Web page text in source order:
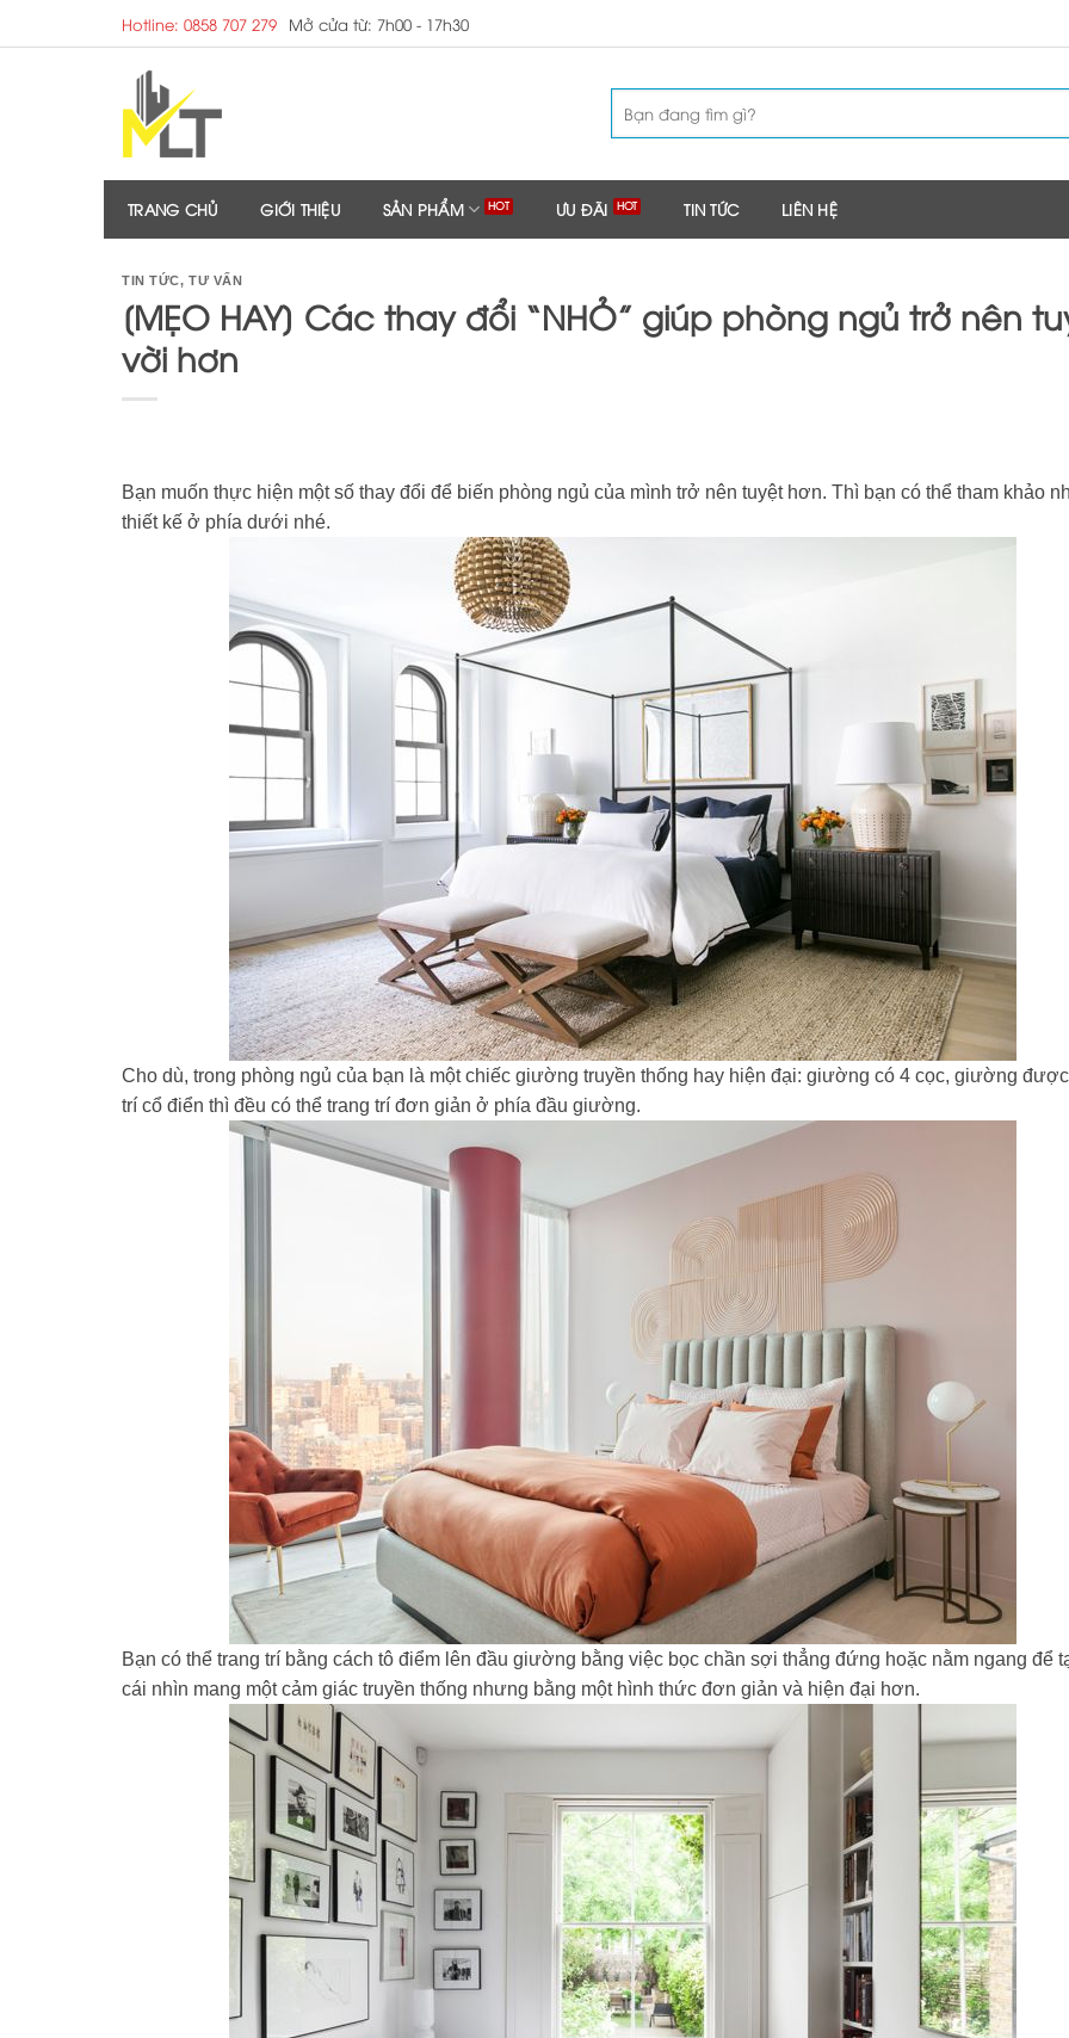
to
Hotline: 0858 707 279 Mở cửa từ: 7h00 - 17h30
kiếm:
TRANG CHỦ GIỚI THIỆU SẢN PHẨM ƯU ĐÃI TIN TỨC LIÊN HỆ
TIN TỨC,TƯ VẤN
[MẸO HAY] Các thay đổi “NHỎ” giúp phòng ngủ trở nên
vời hơn
Bạn muốn thực hiện một số thay đổi để biến phòng ngủ của mình trở nên tuyệt hơn. Thì bạn có thể tham khảo
thiết kế ở phía dưới nhé.
Cho dù, trong phòng ngủ của bạn là một chiếc giường truyền thống hay hiện đại: giường có 4 cọc, giường
trí cổ điển thì đều có thể trang trí đơn giản ở phía đầu giường.
Bạn có thể trang trí bằng cách tô điểm lên đầu giường bằng việc bọc chần sợi thẳng đứng hoặc nằm ngang để
cái nhìn mang một cảm giác truyền thống nhưng bằng một hình thức đơn giản và hiện đại hơn.